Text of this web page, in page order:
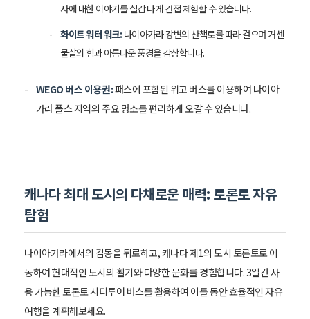
사에 대한 이야기를 실감 나게 간접 체험할 수 있습니다.
화이트 워터 워크: 나이아가라 강변의 산책로를 따라 걸으며 거센
물살의 힘과 아름다운 풍경을 감상합니다.
WEGO 버스 이용권:패스에 포함된 위고 버스를 이용하여 나이아
가라 폴스 지역의 주요 명소를 편리하게 오갈 수 있습니다.
캐나다 최대 도시의 다채로운 매력: 토론토 자유
탐험
나이아가라에서의 감동을 뒤로하고, 캐나다 제1의 도시 토론토로 이
동하여 현대적인 도시의 활기와 다양한 문화를 경험합니다. 3일간 사
용 가능한 토론토 시티투어 버스를 활용하여 이틀 동안 효율적인 자유
여행을 계획해보세요.